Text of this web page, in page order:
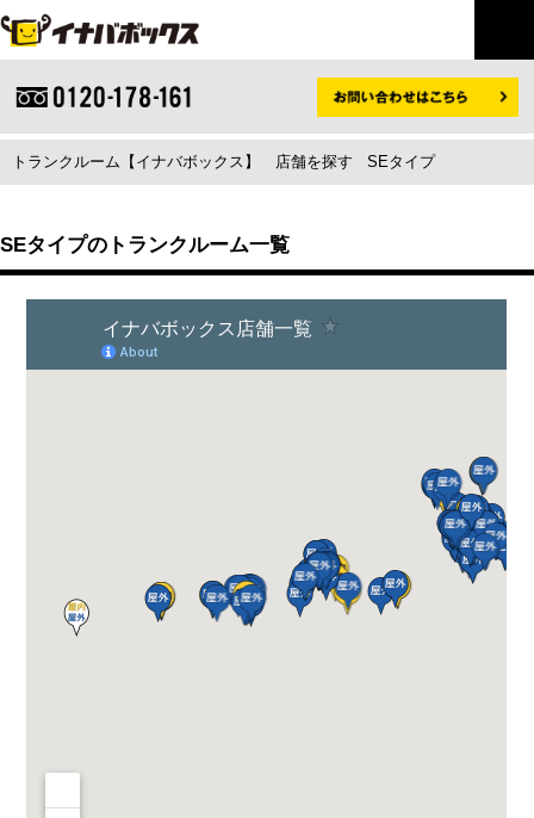
トランクルーム【イナバボックス】 店舗を探す SEタイプ
SEタイプのトランクルーム一覧